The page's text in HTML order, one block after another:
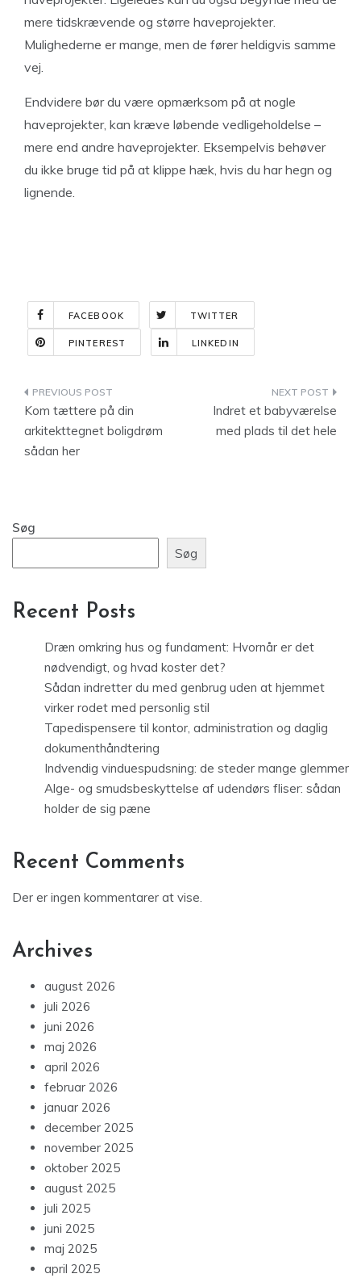
mere tidskrævende og større haveprojekter.
Mulighederne er mange, men de fører heldigvis samme
vej.
Endvidere bør du være opmærksom på at nogle
haveprojekter, kan kræve løbende vedligeholdelse –
mere end andre haveprojekter. Eksempelvis behøver
du ikke bruge tid på at klippe hæk, hvis du har hegn og
lignende.
FACEBOOK TWITTER
PINTEREST LINKEDIN
Indlægsnavigation
Kom tættere på din
arkitekttegnet boligdrøm
sådan her
Indret et babyværelse
med plads til det hele
Søg
Søg
Recent Posts
Dræn omkring hus og fundament: Hvornår er det
nødvendigt, og hvad koster det?
Sådan indretter du med genbrug uden at hjemmet
virker rodet med personlig stil
Tapedispensere til kontor, administration og daglig
dokumenthåndtering
Indvendig vinduespudsning: de steder mange glemmer
Alge- og smudsbeskyttelse af udendørs fliser: sådan
holder de sig pæne
Recent Comments
Der er ingen kommentarer at vise.
Archives
august 2026
juli 2026
juni 2026
maj 2026
april 2026
februar 2026
januar 2026
december 2025
november 2025
oktober 2025
august 2025
juli 2025
juni 2025
maj 2025
april 2025